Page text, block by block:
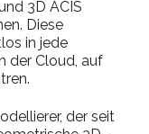
3D ACIS
Diese
in jede
der Cloud, auf
der seit